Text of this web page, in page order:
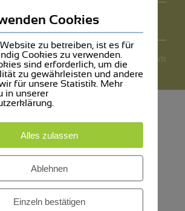
DATENSCHUTZ
webdesign by mediawerk
Cookies
zu betreiben, ist es für
Cookies zu verwenden.
sind erforderlich, um die
zu gewährleisten und andere
für unsere Statistik. Mehr
in unserer
Alles zulassen
Ablehnen
Einzeln bestätigen